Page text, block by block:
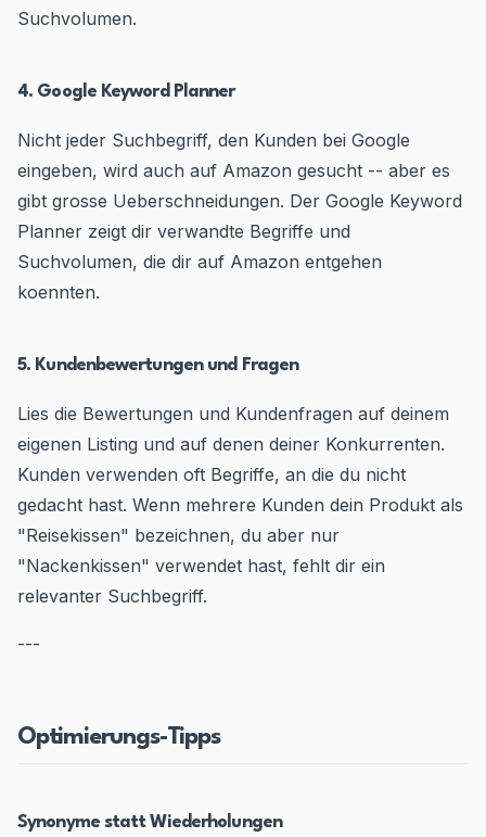
Suchvolumen.
4. Google Keyword Planner
Nicht jeder Suchbegriff, den Kunden bei Google
eingeben, wird auch auf Amazon gesucht -- aber es
gibt grosse Ueberschneidungen. Der Google Keyword
Planner zeigt dir verwandte Begriffe und
Suchvolumen, die dir auf Amazon entgehen
koennten.
5. Kundenbewertungen und Fragen
Lies die Bewertungen und Kundenfragen auf deinem
eigenen Listing und auf denen deiner Konkurrenten.
Kunden verwenden oft Begriffe, an die du nicht
gedacht hast. Wenn mehrere Kunden dein Produkt als
"Reisekissen" bezeichnen, du aber nur
"Nackenkissen" verwendet hast, fehlt dir ein
relevanter Suchbegriff.
---
Optimierungs-Tipps
Synonyme statt Wiederholungen